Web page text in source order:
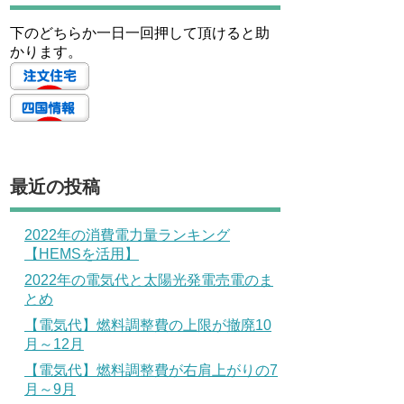
下のどちらか一日一回押して頂けると助
かります。
最近の投稿
2022年の消費電力量ランキング
【HEMSを活用】
2022年の電気代と太陽光発電売電のま
とめ
【電気代】燃料調整費の上限が撤廃10
月～12月
【電気代】燃料調整費が右肩上がりの7
月～9月